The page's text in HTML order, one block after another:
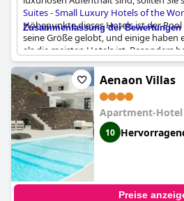
Suites - Small Luxury Hotels of the
Höhepunkte dieses Hotels ist der
seine Größe gelobt, und einige haben
als die meisten Hotels ist. Besonders
Gäste von der atemberaubenden
Blick auf das Meer und die Caldera
den Infinity-Pool sogar als "einfach
"außergewöhnlich" bezeichnet. Das
sehr hilfsbereit beschrieben und trug
Atmosphäre des Poolbereichs bei.
vorgeschlagen, dass der Pool länger
bleiben könnte. Während ein Gast
kleiner sei, als er bei der Buchung
hatte, haben die meisten Gäste nur
Pool mit seinem Panoramablick zu
Zusammenfassung der
Aenaon Villas
Apartment-
10
Preise